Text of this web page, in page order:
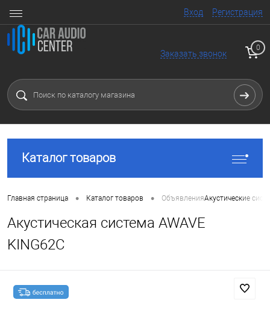
Вход Регистрация
Заказать звонок
0
Каталог товаров
Главная страница • Каталог товаров • ОбъявленияАкустические
Акустическая система AWAVE
KING62C